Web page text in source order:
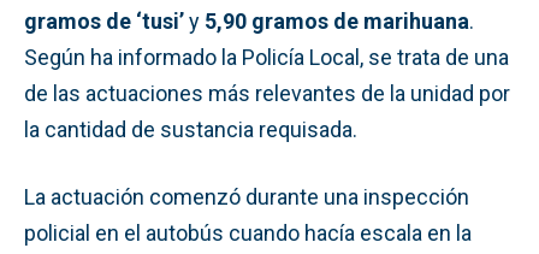
gramos de ‘tusi’y 5,90 gramos de marihuana.
Según ha informado la Policía Local, se trata de una
de las actuaciones más relevantes de la unidad por
la cantidad de sustancia requisada.
La actuación comenzó durante una inspección
policial en el autobús cuando hacía escala en la